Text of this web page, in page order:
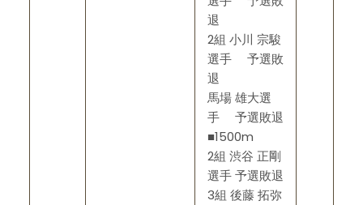
退
2組 小川 宗駿
選手 予選敗
退
馬場 雄大選
手 予選敗退
■1500m
2組 渋谷 正剛
選手 予選敗退
3組 後藤 拓弥